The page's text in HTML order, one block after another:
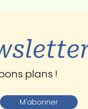
plans !
M'abonner